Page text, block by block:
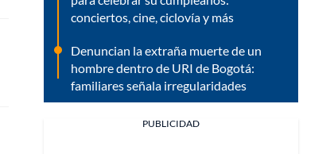
conciertos, cine, ciclovía y más
Denuncian la extraña muerte de un
hombre dentro de URI de Bogotá:
familiares señala irregularidades
PUBLICIDAD